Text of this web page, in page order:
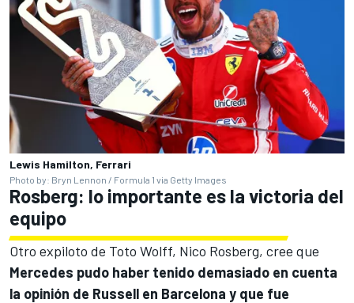
Lewis Hamilton, Ferrari
Photo by: Bryn Lennon / Formula 1 via Getty Images
Rosberg: lo importante es la victoria del
equipo
Otro expiloto de Toto Wolff, Nico Rosberg, cree que
Mercedes pudo haber tenido demasiado en cuenta
la opinión de Russell en Barcelona y que fue